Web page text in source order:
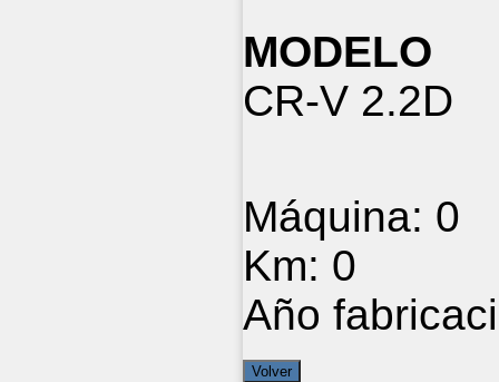
MODELO
CR-V 2.2D
Máquina: 0
Km: 0
Año